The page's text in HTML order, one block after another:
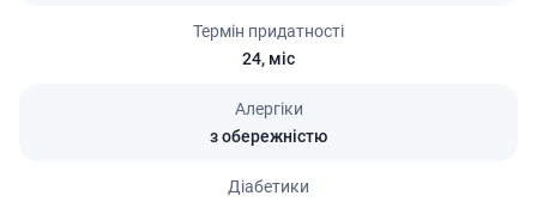
Термін придатності
24, міс
Алергіки
з обережністю
Діабетики